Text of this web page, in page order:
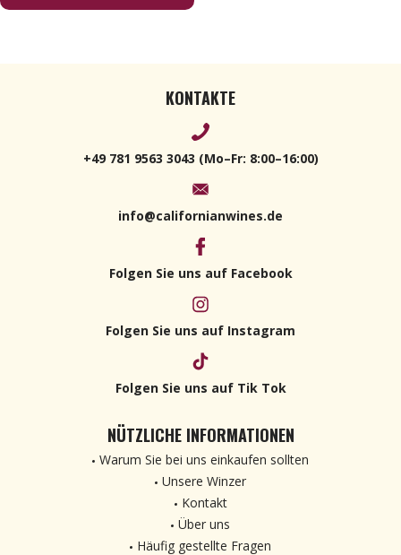
KONTAKTE
+49 781 9563 3043 (Mo–Fr: 8:00–16:00)
info@californianwines.de
Folgen Sie uns auf Facebook
Folgen Sie uns auf Instagram
Folgen Sie uns auf Tik Tok
NÜTZLICHE INFORMATIONEN
Warum Sie bei uns einkaufen sollten
Unsere Winzer
Kontakt
Über uns
Häufig gestellte Fragen